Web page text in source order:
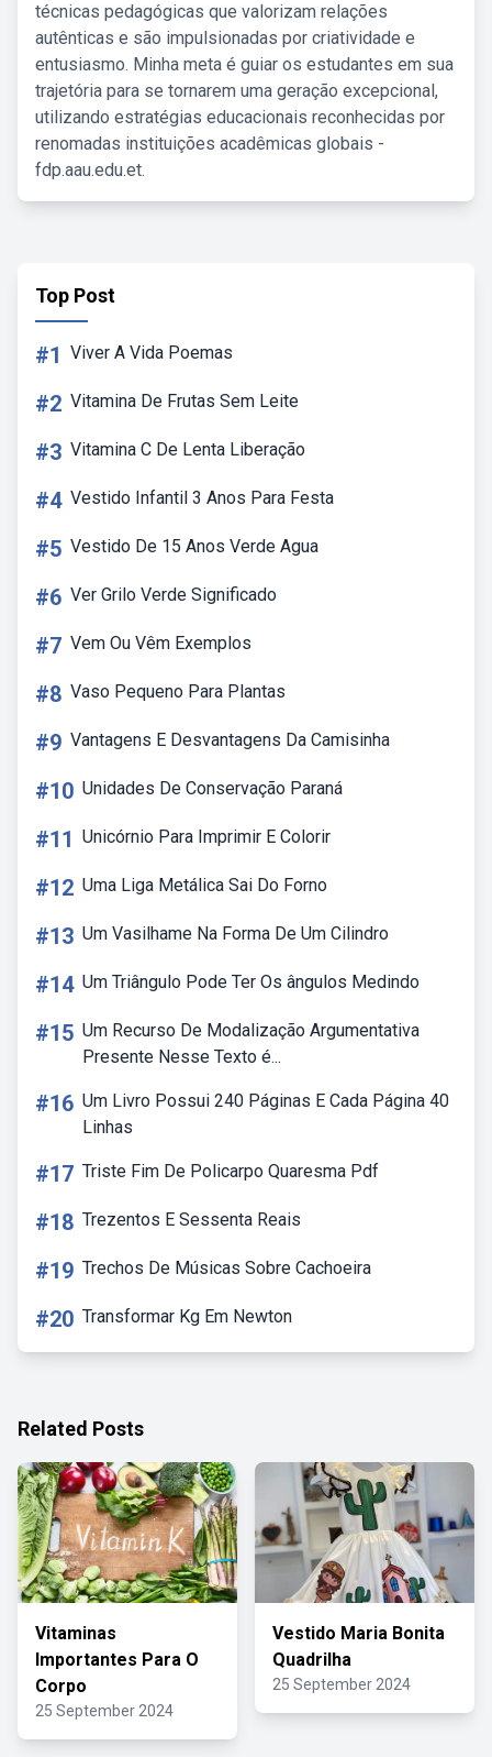
técnicas pedagógicas que valorizam relações
autênticas e são impulsionadas por criatividade e
entusiasmo. Minha meta é guiar os estudantes em sua
trajetória para se tornarem uma geração excepcional,
utilizando estratégias educacionais reconhecidas por
renomadas instituições acadêmicas globais -
fdp.aau.edu.et.
Top Post
#1 Viver A Vida Poemas
#2 Vitamina De Frutas Sem Leite
#3 Vitamina C De Lenta Liberação
#4 Vestido Infantil 3 Anos Para Festa
#5 Vestido De 15 Anos Verde Agua
#6 Ver Grilo Verde Significado
#7 Vem Ou Vêm Exemplos
#8 Vaso Pequeno Para Plantas
#9 Vantagens E Desvantagens Da Camisinha
#10 Unidades De Conservação Paraná
#11 Unicórnio Para Imprimir E Colorir
#12 Uma Liga Metálica Sai Do Forno
#13 Um Vasilhame Na Forma De Um Cilindro
#14 Um Triângulo Pode Ter Os ângulos Medindo
#15 Um Recurso De Modalização Argumentativa
Presente Nesse Texto é...
#16 Um Livro Possui 240 Páginas E Cada Página 40
Linhas
#17 Triste Fim De Policarpo Quaresma Pdf
#18 Trezentos E Sessenta Reais
#19 Trechos De Músicas Sobre Cachoeira
#20 Transformar Kg Em Newton
Related Posts
Vitaminas
Importantes Para O
Corpo
25 September 2024
Vestido Maria Bonita
Quadrilha
25 September 2024